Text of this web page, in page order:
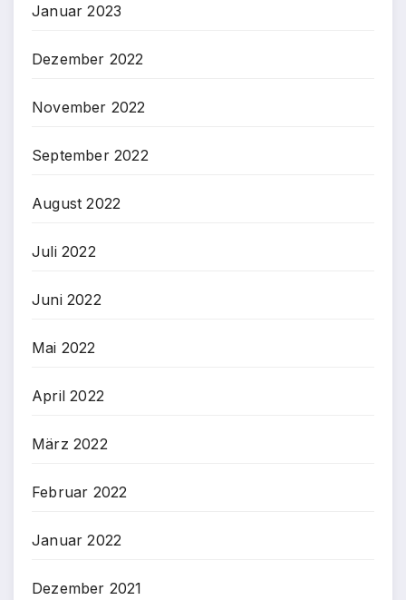
Januar 2023
Dezember 2022
November 2022
September 2022
August 2022
Juli 2022
Juni 2022
Mai 2022
April 2022
März 2022
Februar 2022
Januar 2022
Dezember 2021